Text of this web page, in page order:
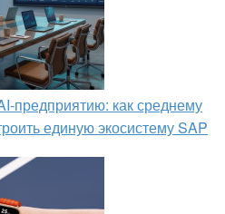
как среднему
единую экосистему SAP